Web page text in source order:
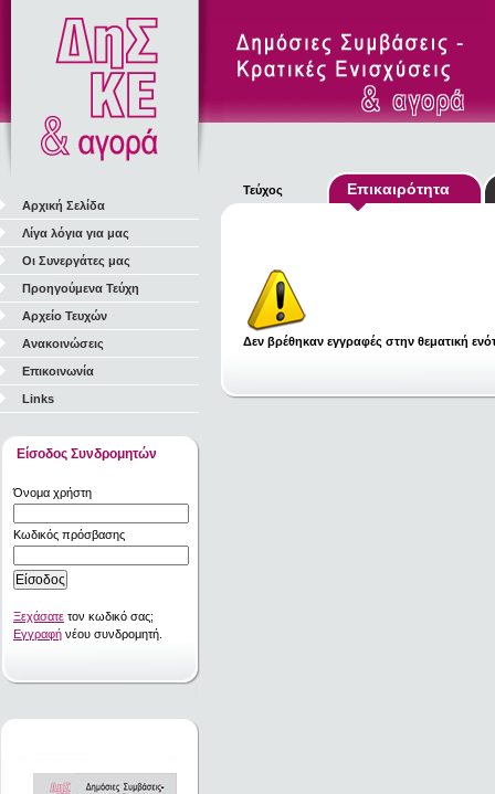
Αρχική Σελίδα
Λίγα λόγια για μας
Οι Συνεργάτες μας
Προηγούμενα Τεύχη
Αρχείο Τευχών
Ανακοινώσεις
Επικοινωνία
Links
Είσοδος Συνδρομητών
Όνομα χρήστη
Κωδικός πρόσβασης
Ξεχάσατε τον κωδικό σας;
Εγγραφή νέου συνδρομητή.
Τεύχος Επικαιρότητα
Δεν βρέθηκαν εγγραφές στην θεματική